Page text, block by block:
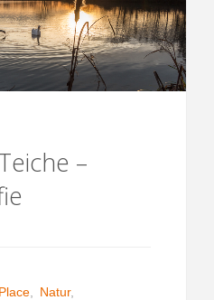
–
, Natur,